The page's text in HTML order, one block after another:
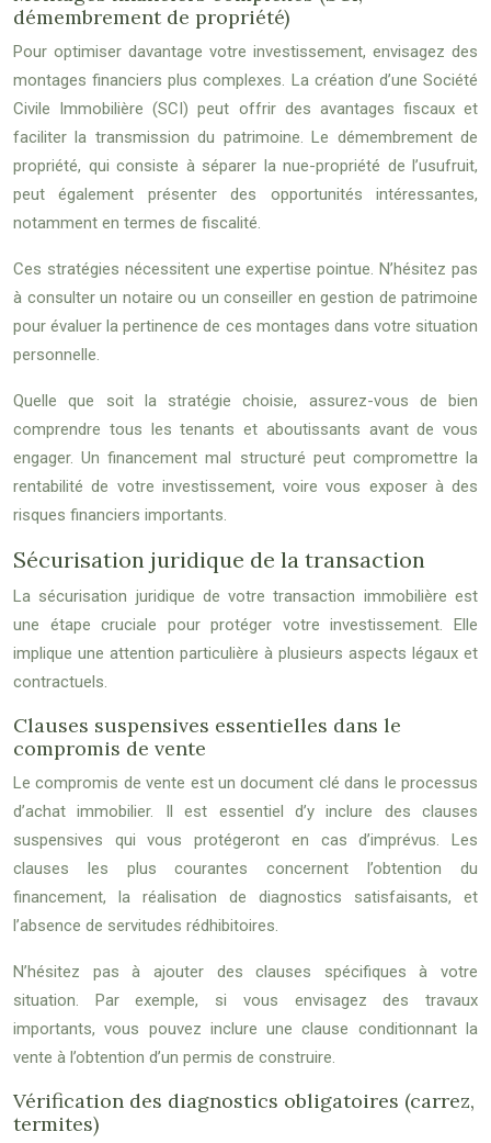
démembrement de propriété)
Pour optimiser davantage votre investissement, envisagez des
montages financiers plus complexes. La création d’une Société
Civile Immobilière (SCI) peut offrir des avantages fiscaux et
faciliter la transmission du patrimoine. Le démembrement de
propriété, qui consiste à séparer la nue-propriété de l’usufruit,
peut également présenter des opportunités intéressantes,
notamment en termes de fiscalité.
Ces stratégies nécessitent une expertise pointue. N’hésitez pas
à consulter un notaire ou un conseiller en gestion de patrimoine
pour évaluer la pertinence de ces montages dans votre situation
personnelle.
Quelle que soit la stratégie choisie, assurez-vous de bien
comprendre tous les tenants et aboutissants avant de vous
engager. Un financement mal structuré peut compromettre la
rentabilité de votre investissement, voire vous exposer à des
risques financiers importants.
Sécurisation juridique de la transaction
La sécurisation juridique de votre transaction immobilière est
une étape cruciale pour protéger votre investissement. Elle
implique une attention particulière à plusieurs aspects légaux et
contractuels.
Clauses suspensives essentielles dans le
compromis de vente
Le compromis de vente est un document clé dans le processus
d’achat immobilier. Il est essentiel d’y inclure des clauses
suspensives qui vous protégeront en cas d’imprévus. Les
clauses les plus courantes concernent l’obtention du
financement, la réalisation de diagnostics satisfaisants, et
l’absence de servitudes rédhibitoires.
N’hésitez pas à ajouter des clauses spécifiques à votre
situation. Par exemple, si vous envisagez des travaux
importants, vous pouvez inclure une clause conditionnant la
vente à l’obtention d’un permis de construire.
Vérification des diagnostics obligatoires (carrez,
termites)